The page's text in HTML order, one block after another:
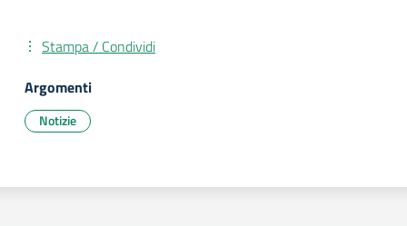
Stampa / Condividi
Argomenti
Notizie